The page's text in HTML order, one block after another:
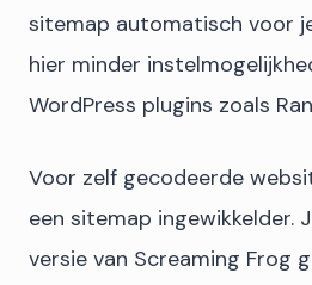
sitemap automatisch voor
hier minder
WordPress plugins zoals
Voor zelf gecodeerde
een sitemap ingewikkelder.
versie van Screaming Frog